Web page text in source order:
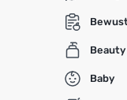
Beauty
Baby